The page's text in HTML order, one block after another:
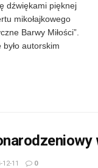
dźwiękami pięknej
mikołajkowego
Barwy Miłości”.
autorskim
11 0